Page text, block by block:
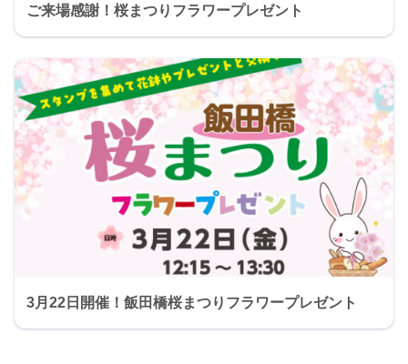
ご来場感謝！桜まつりフラワープレゼント
3月22日開催！飯田橋桜まつりフラワープレゼント